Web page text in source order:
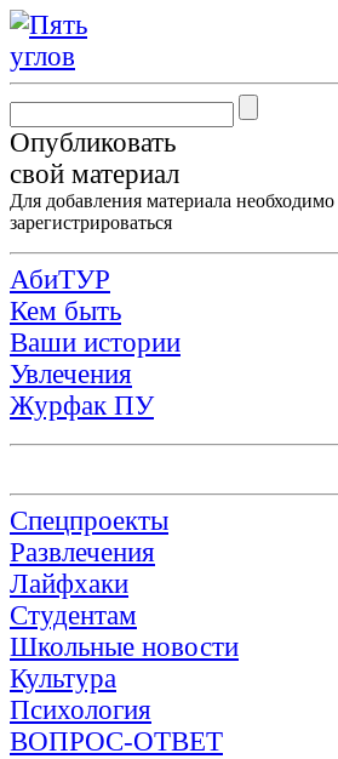
Опубликовать
свой материал
Для добавления материала необходимо
зарегистрироваться
АбиТУР
Кем быть
Ваши истории
Увлечения
Журфак ПУ
Спецпроекты
Развлечения
Лайфхаки
Студентам
Школьные новости
Культура
Психология
ВОПРОС-ОТВЕТ